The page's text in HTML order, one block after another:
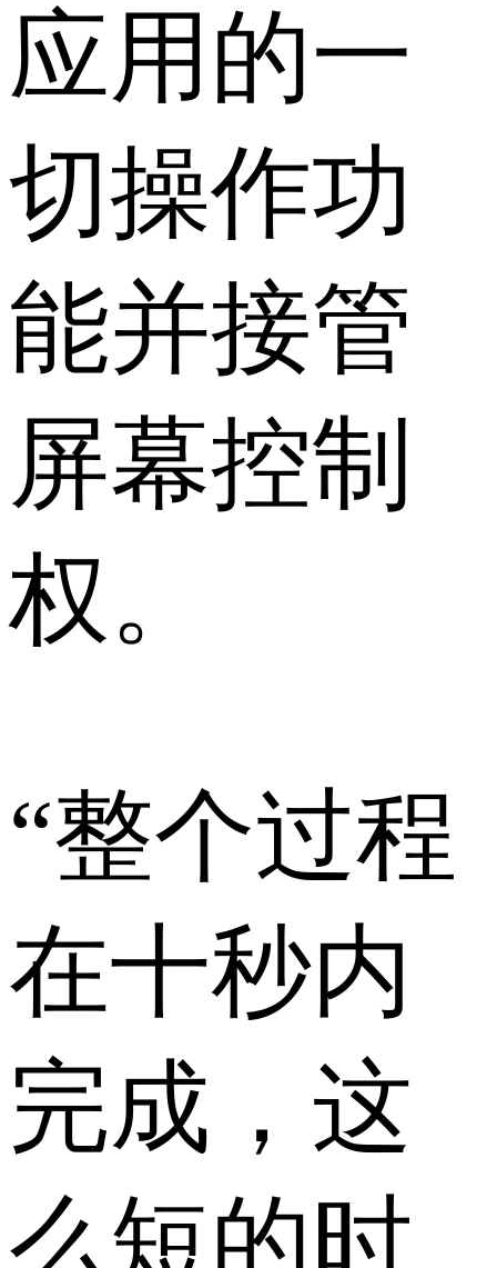
应用的一
切操作功
能并接管
屏幕控制
权。
“整个过程
在十秒内
完成，这
么短的时